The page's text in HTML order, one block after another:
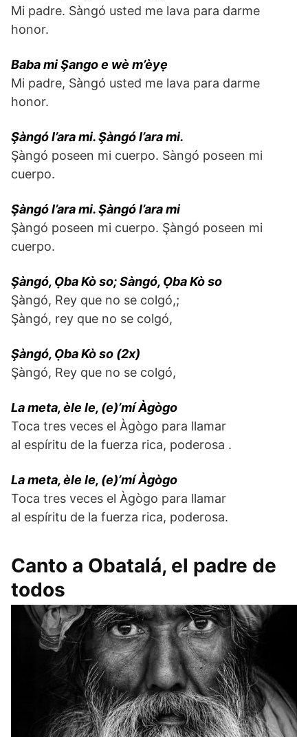
Mi padre. Sàngó usted me lava para darme
honor.
Baba mi Şango e wè m’èyẹ
Mi padre, Sàngó usted me lava para darme
honor.
Şàngó l’ara mi. Şàngó l’ara mi.
Şàngó poseen mi cuerpo. Sàngó poseen mi
cuerpo.
Şàngó l’ara mi. Şàngó l’ara mi
Şàngó poseen mi cuerpo. Şàngó poseen mi
cuerpo.
Şàngó, Ọba Kò so; Sàngó, Ọba Kò so
Şàngó, Rey que no se colgó,;
Şàngó, rey que no se colgó,
Şàngó, Ọba Kò so (2x)
Şàngó, Rey que no se colgó,
La meta, èle le, (e)’mí Àgògo
Toca tres veces el Àgògo para llamar
al espíritu de la fuerza rica, poderosa .
La meta, èle le, (e)’mí Àgògo
Toca tres veces el Àgògo para llamar
al espíritu de la fuerza rica, poderosa.
Canto a Obatalá, el padre de
todos